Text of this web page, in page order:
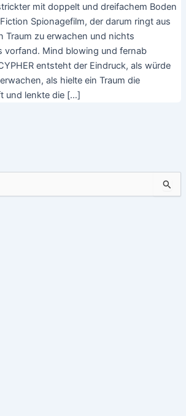
mit doppelt und dreifachem Boden
Spionagefilm, der darum ringt aus
zu erwachen und nichts
vorfand. Mind blowing und fernab
entsteht der Eindruck, als würde
als hielte ein Traum die
und lenkte die […]